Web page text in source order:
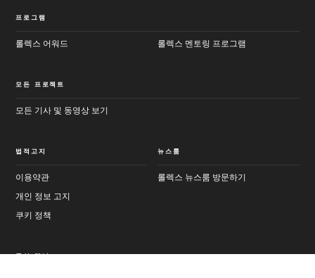
프로그램
롤렉스 어워드 롤렉스 멘토링 프로그램
모든 프로젝트
모든 기사 및 동영상 보기
법적고지
이용약관
개인 정보 고지
쿠키 정책
뉴스룸
롤렉스 뉴스룸 방문하기
공식 채널